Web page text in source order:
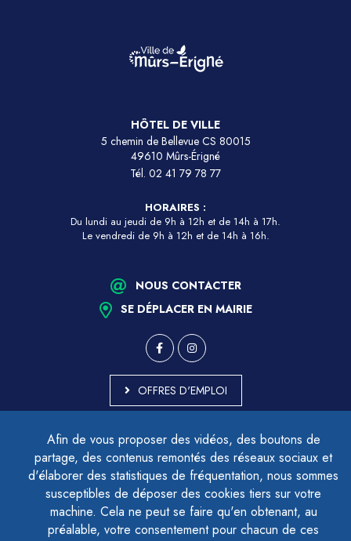
Afin de vous proposer des vidéos, des boutons de
partage, des contenus remontés des réseaux sociaux et
d'élaborer des statistiques de fréquentation, nous sommes
susceptibles de déposer des cookies tiers sur votre
machine. Cela ne peut se faire qu'en obtenant, au
préalable, votre consentement pour chacun de ces
HÔTEL DE VILLE
5 chemin de Bellevue CS 80015
49610 Mûrs-Érigné
Tél. 02 41 79 78 77
HORAIRES :
Du lundi au jeudi de 9h à 12h et de 14h à 17h.
Le vendredi de 9h à 12h et de 14h à 16h.
NOUS CONTACTER
SE DÉPLACER EN MAIRIE
OFFRES D'EMPLOI
ACCESSIBILITÉ - PARTIELLEMENT CONFORME
PLAN DU SITE
MENTIONS LÉGALES
CONTACTER LE DÉLÉGUÉ À LA PROTECTION DES DONNÉES
GESTION DES COOKIES